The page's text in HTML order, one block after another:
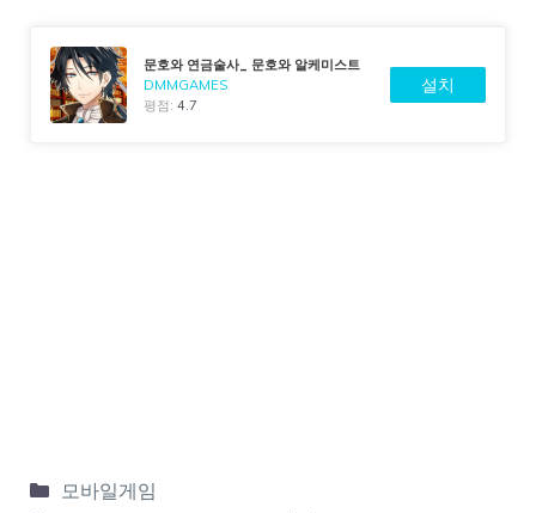
문호와 연금술사_ 문호와 알케미스트
DMMGAMES
평점:4.7
설치
모바일게임